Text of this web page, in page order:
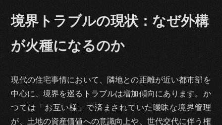
境界トラブルの現状：なぜ外構
が火種になるのか
現代の住宅事情において、隣地との距離が近い都市部を
中心に、境界を巡るトラブルは増加傾向にあります。か
つては「お互い様」で済まされていた曖昧な境界管理
が、土地の資産価値への意識向上や、世代交代に伴う権